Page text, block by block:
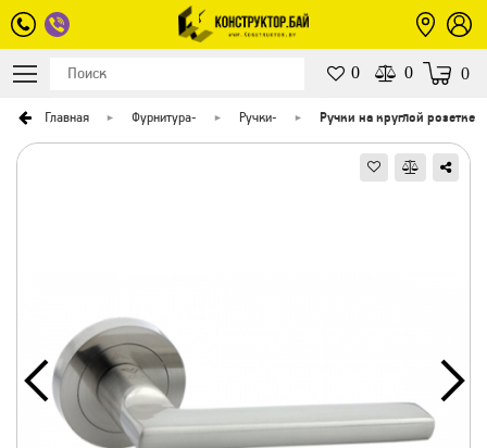
0 0 0
Главная Фурнитура- Ручки- Ручки на круглой розетке